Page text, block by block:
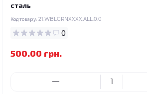
сталь
Код товару: 21.WBLGRNXXXX.ALL.0.0
0
500.00 грн.